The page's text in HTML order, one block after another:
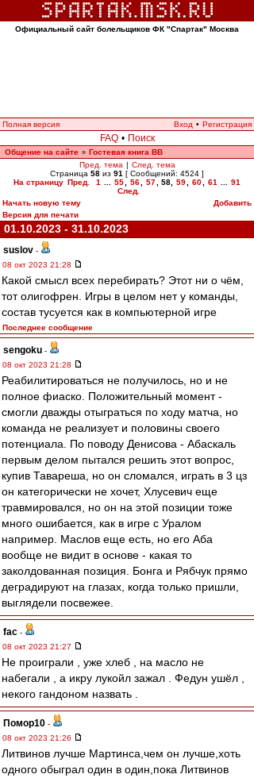
Официальный сайт болельщиков ФК "Спартак" Москва
Полная версия Вход • Регистрация
FAQ • Поиск
Общение на сайте » Гостевая книга ВВ
Пред. тема | След. тема
Страница 58 из 91 [ Сообщений: 4524 ]
На страницу Пред. 1 55 56 57 58 59 60 61
91
След.
Начать новую тему
Добавить
Версия для печати
01.10.2023 - 31.10.2023
suslov -
08 окт 2023 21:28
Какой смысл всех перебирать? Этот ни о чём,
тот олигофрен. Игры в целом нет у команды,
состав тусуется как в компьютерной игре
Последнее сообщение
sengoku -
08 окт 2023 21:28
Реабилитироваться не получилось, но и не
полное фиаско. Положительный момент -
смогли дважды отыграться по ходу матча, но
команда не реализует и половины своего
потенциала. По поводу Денисова - Абаскаль
первым делом пытался решить этот вопрос,
купив Тавареша, но он сломался, играть в 3 цз
он категорически не хочет, Хлусевич еще
травмировался, но он на этой позиции тоже
много ошибается, как в игре с Уралом
например. Маслов еще есть, но его Аба
вообще не видит в основе - какая то
заколдованная позиция. Бонга и Рябчук прямо
деградируют на глазах, когда только пришли,
выглядели посвежее.
fac -
08 окт 2023 21:27
Не проиграли , уже хлеб , на масло не
набегали , а икру лукойл зажал . Федун ушёл ,
некого гандоном назвать .
Помор10 -
08 окт 2023 21:26
Литвинов лучше Мартинса,чем он лучше,хоть
одного обыграл один в один,пока Литвинов